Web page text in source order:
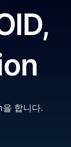
합니다.